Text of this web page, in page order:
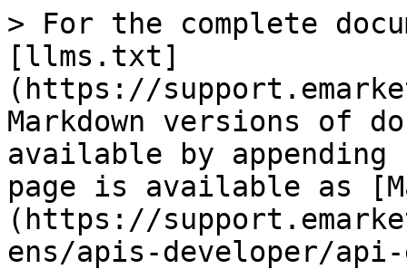
> For the complete
[llms.txt]
(https://
Markdown versions of
available by
page is available as
(https://
ens/apis-developer/